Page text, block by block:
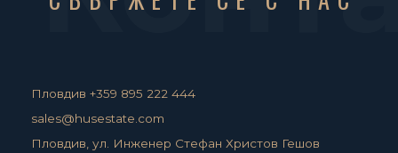
Пловдив +359 895 222 444
sales@husestate.com
Пловдив, ул. Инженер Стефан Христов Гешов